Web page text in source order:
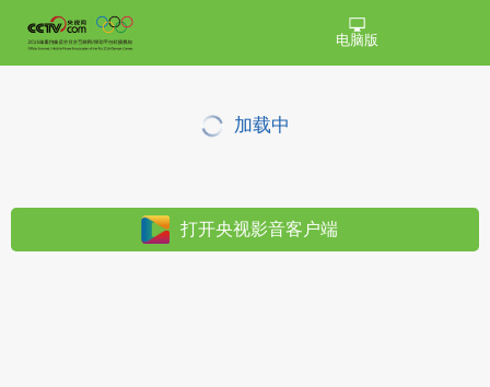
电脑版
加载中
打开央视影音客户端